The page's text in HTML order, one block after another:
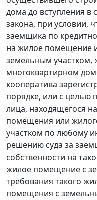
дома до вступления в
закона, при условии,
заемщика по
на жилое помещение
земельным
многоквартирном
кооператива
порядке, или с целью
лица, находящегося
помещения или
участком по любому
решению суда за
собственности на
жилое помещение с
требования такого
помещения с